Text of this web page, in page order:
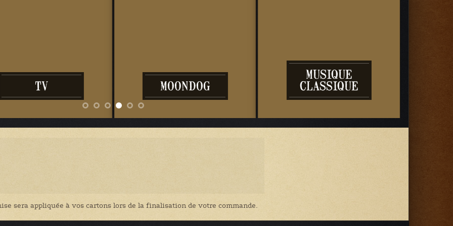
TV MOONDOG
MUSIQUE
CLASSIQUE
sera appliquée à vos cartons lors de la finalisation de votre commande.